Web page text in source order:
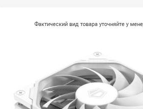
Фактический вид товара уточняйте у